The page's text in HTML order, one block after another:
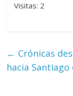
Visitas: 2
← Crónicas
hacia